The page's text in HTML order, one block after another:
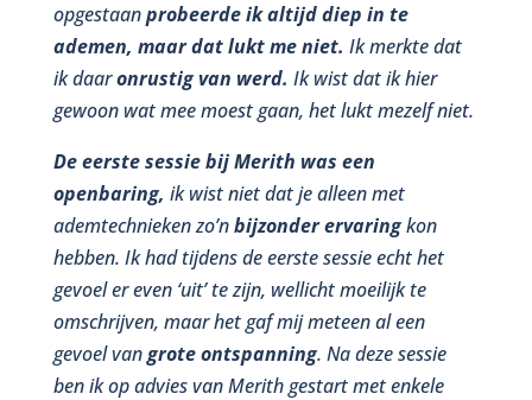
opgestaanprobeerde ik altijd diep in te
ademen, maar dat lukt me niet. Ik merkte dat
ik daaronrustig van werd. Ik wist dat ik hier
gewoon wat mee moest gaan, het lukt mezelf niet.
De eerste sessie bij Merith was een
openbaring, ik wist niet dat je alleen met
ademtechnieken zo’nbijzonder ervaringkon
hebben. Ik had tijdens de eerste sessie echt het
gevoel er even ‘uit’ te zijn, wellicht moeilijk te
omschrijven, maar het gaf mij meteen al een
gevoel vangrote ontspanning. Na deze sessie
ben ik op advies van Merith gestart met enkele